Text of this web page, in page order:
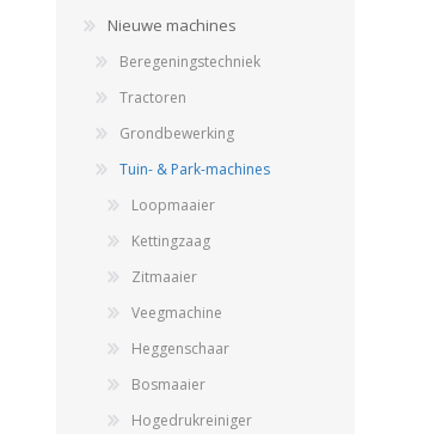
Landbouwkieper
Nieuwe machines
Beregeningstechniek
Tractoren
Grondbewerking
Tuin- & Park-machines
Loopmaaier
Kettingzaag
Zitmaaier
Veegmachine
Heggenschaar
Bosmaaier
Hogedrukreiniger